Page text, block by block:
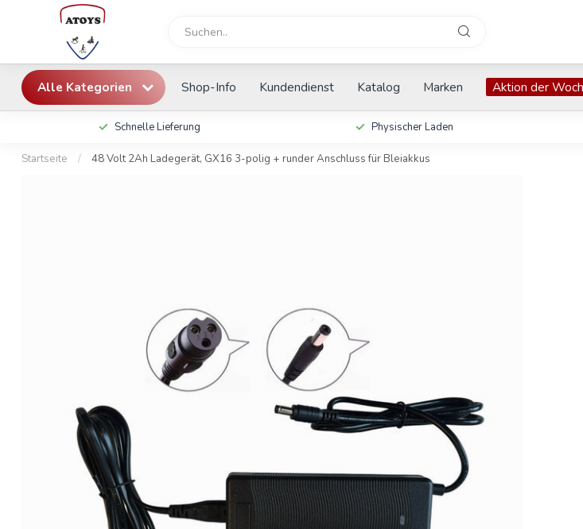
Alle Kategorien Shop-Info Kundendienst Katalog Marken Aktion der
Schnelle Lieferung Physischer Laden
Startseite / 48 Volt 2Ah Ladegerät, GX16 3-polig + runder Anschluss für Bleiakkus